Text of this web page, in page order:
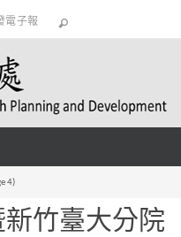
電子報
4)
竹臺大分院